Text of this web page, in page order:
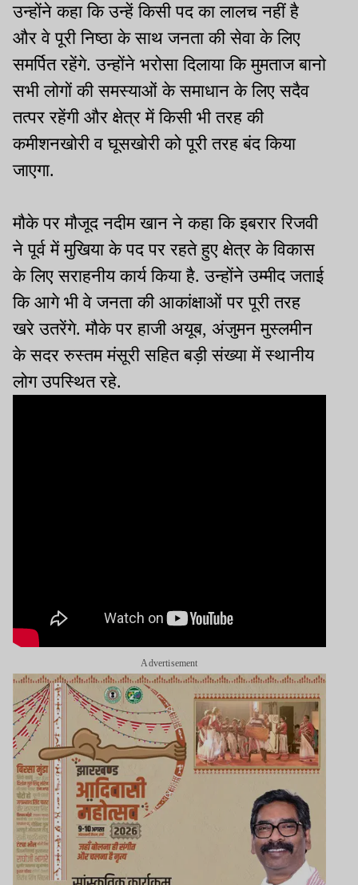
उन्होंने कहा कि उन्हें किसी पद का लालच नहीं है
और वे पूरी निष्ठा के साथ जनता की सेवा के लिए
समर्पित रहेंगे. उन्होंने भरोसा दिलाया कि मुमताज बानो
सभी लोगों की समस्याओं के समाधान के लिए सदैव
तत्पर रहेंगी और क्षेत्र में किसी भी तरह की
कमीशनखोरी व घूसखोरी को पूरी तरह बंद किया
जाएगा.
मौके पर मौजूद नदीम खान ने कहा कि इबरार रिजवी
ने पूर्व में मुखिया के पद पर रहते हुए क्षेत्र के विकास
के लिए सराहनीय कार्य किया है. उन्होंने उम्मीद जताई
कि आगे भी वे जनता की आकांक्षाओं पर पूरी तरह
खरे उतरेंगे. मौके पर हाजी अयूब, अंजुमन मुस्लमीन
के सदर रुस्तम मंसूरी सहित बड़ी संख्या में स्थानीय
लोग उपस्थित रहे.
Advertisement